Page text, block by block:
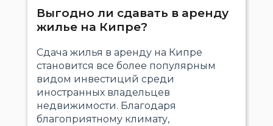
Выгодно ли сдавать в аренду
жилье на Кипре?
Сдача жилья в аренду на Кипре
становится все более популярным
видом инвестиций среди
иностранных владельцев
недвижимости. Благодаря
благоприятному климату,